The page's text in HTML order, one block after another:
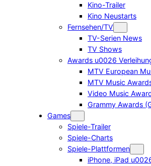
Kino-Trailer
Kino Neustarts
Fernsehen/TV
TV-Serien News
TV Shows
Awards u0026
MTV European
MTV Music
Video Music
Grammy Awards
Games
Spiele-Trailer
Spiele-Charts
Spiele-Plattformen
iPhone, iPad